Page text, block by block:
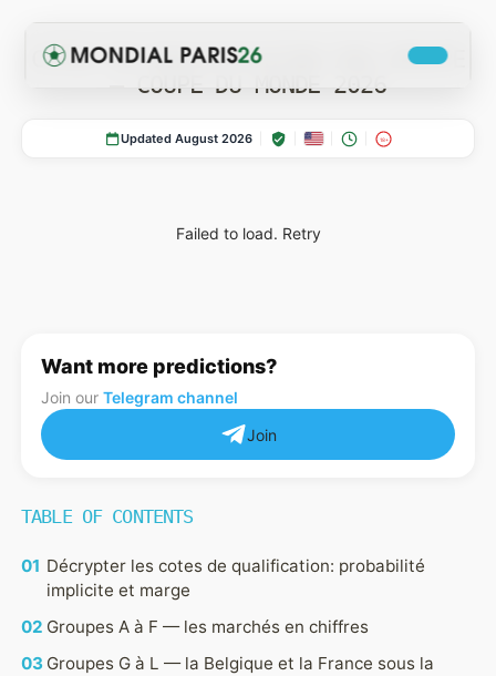
COTES DE QUALIFICATION PAR GROUPE
— COUPE DU MONDE 2026
Updated August 2026 18+
Failed to load. Retry
Want more predictions?
Join our Telegram channel
Join
TABLE OF CONTENTS
Décrypter les cotes de qualification: probabilité
implicite et marge
Groupes A à F — les marchés en chiffres
Groupes G à L — la Belgique et la France sous la